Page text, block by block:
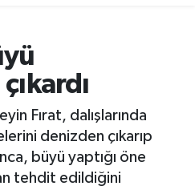
Fırat, dalışlarında
denizden çıkarıp
büyü yaptığı öne
tehdit edildiğini
Haritası
ve Fikstür